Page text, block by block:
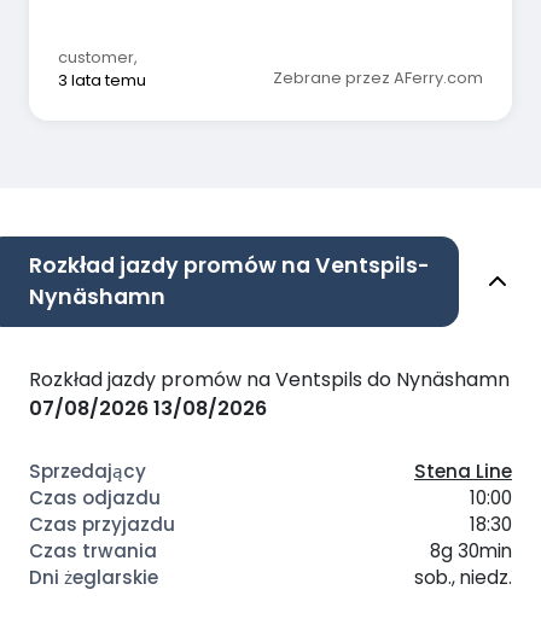
customer,
3 lata temu
Zebrane przez AFerry.com
Rozkład jazdy promów na Ventspils-
Nynäshamn
Rozkład jazdy promów na Ventspils do Nynäshamn
07/08/202613/08/2026
Stena Line
10:00
18:30
8g 30min
sob., niedz.